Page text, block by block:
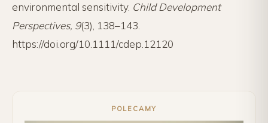
environmental sensitivity. Child Development
Perspectives, 9(3), 138–143.
https://doi.org/10.1111/cdep.12120
POLECAMY